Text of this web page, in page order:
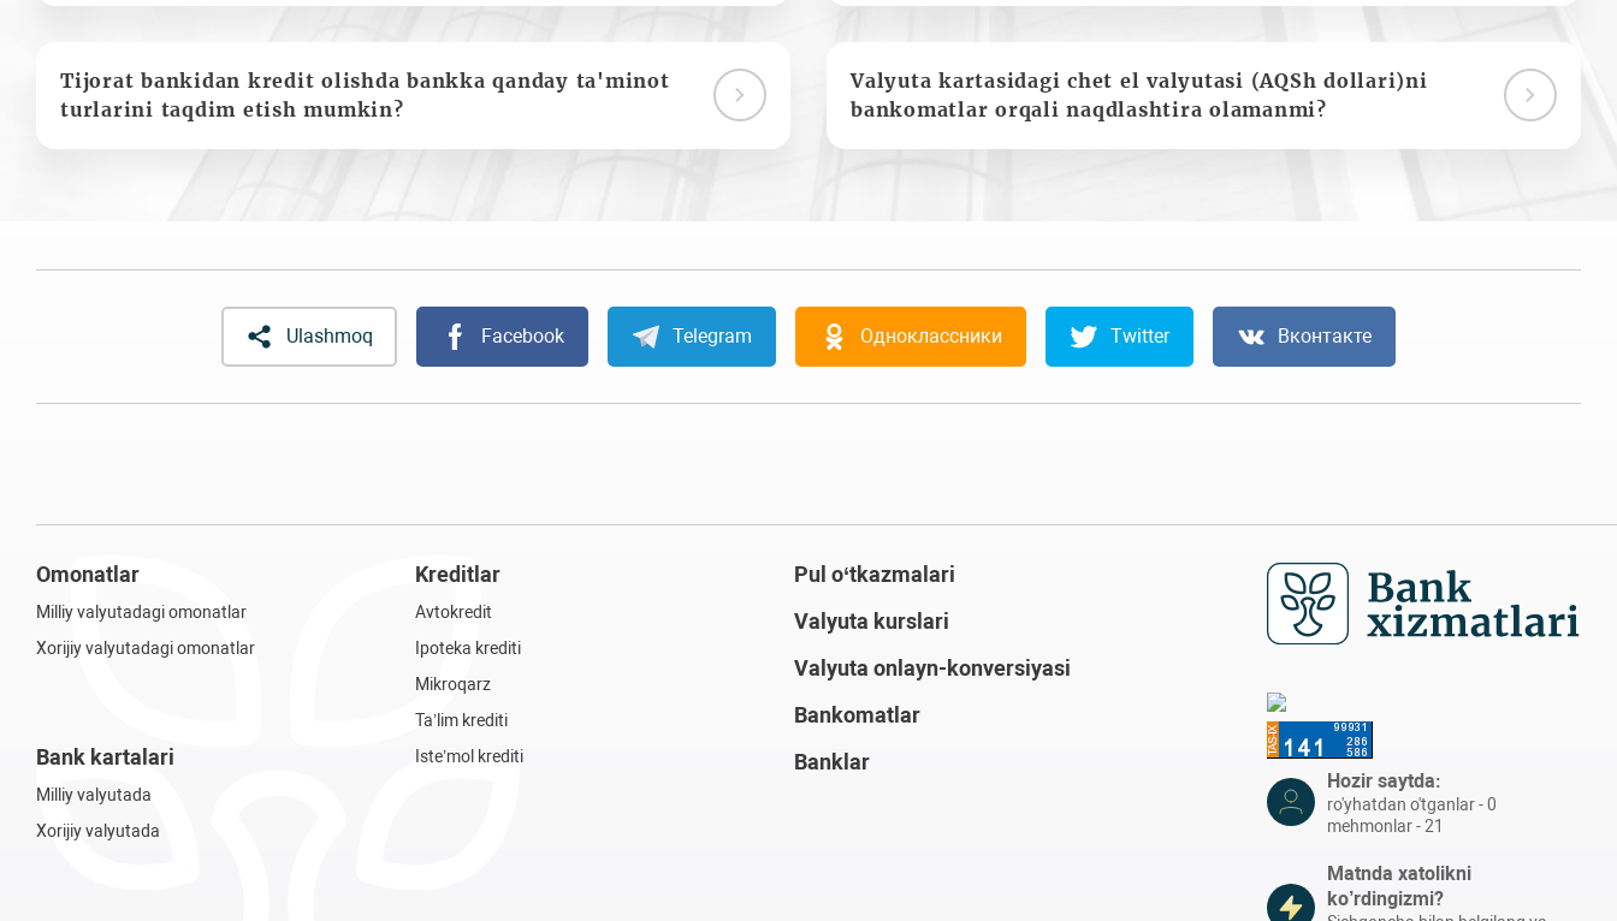
Tijorat bankidan kredit olishda bankka qanday ta'minot
turlarini taqdim etish mumkin?
Valyuta kartasidagi chet el valyutasi (AQSh dollari)ni
bankomatlar orqali naqdlashtira olamanmi?
Ulashmoq Facebook Telegram Одноклассники Twitter Вконтакте
Omonatlar
Milliy valyutadagi omonatlar
Xorijiy valyutadagi omonatlar
Bank kartalari
Milliy valyutada
Xorijiy valyutada
Kreditlar
Avtokredit
Ipoteka krediti
Mikroqarz
Ta’lim krediti
Iste’mol krediti
Pul o‘tkazmalari
Valyuta kurslari
Valyuta onlayn-konversiyasi
Bankomatlar
Banklar
Hozir saytda:
ro'yhatdan o'tganlar - 0
mehmonlar - 21
Matnda xatolikni
ko’rdingizmi?